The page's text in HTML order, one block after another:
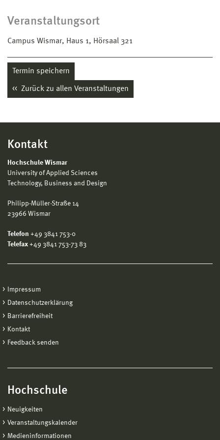
Veranstaltungsort
Campus Wismar, Haus 1, Hörsaal 321
Termin speichern
Zurück zu allen Veranstaltungen
Kontakt
Hochschule Wismar
University of Applied Sciences
Technology, Business and Design
Philipp-Müller-Straße 14
23966 Wismar
Telefon +49 3841 753-0
Telefax +49 3841 753-73 83
Impressum
Datenschutzerklärung
Barrierefreiheit
Kontakt
Feedback senden
Hochschule
Neuigkeiten
Veranstaltungskalender
Medieninformationen